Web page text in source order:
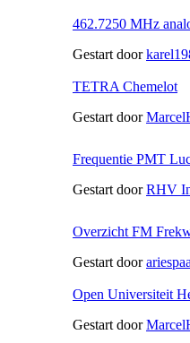
462.7250 MHz
Gestart door
TETRA Chemelot
Gestart door
Frequentie PMT
Gestart doorRHV
Overzicht FM
Gestart door
Open Universiteit
Gestart door